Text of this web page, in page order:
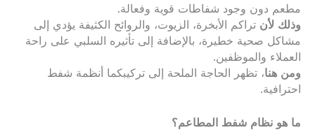
مطعم دون وجود شفاطات قوية وفعالة.
وذلك لأن تراكم الأبخرة، الزيوت، والروائح الكثيفة يؤدي إلى
مشاكل صحية خطيرة، بالإضافة إلى تأثيره السلبي على راحة
العملاء والموظفين.
ومن هنا، تظهر الحاجة الملحة إلى تركيبكما أنظمة شفط
احترافية.
ما هو نظام شفط المطاعم؟